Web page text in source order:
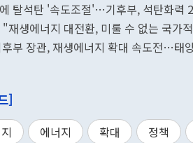
탈석탄 '속도조절'…기후부, 석탄화력
재생에너지 대전환, 미룰 수 없는 국
부 장관, 재생에너지 확대 속도전…태
]
에너지 확대 정책